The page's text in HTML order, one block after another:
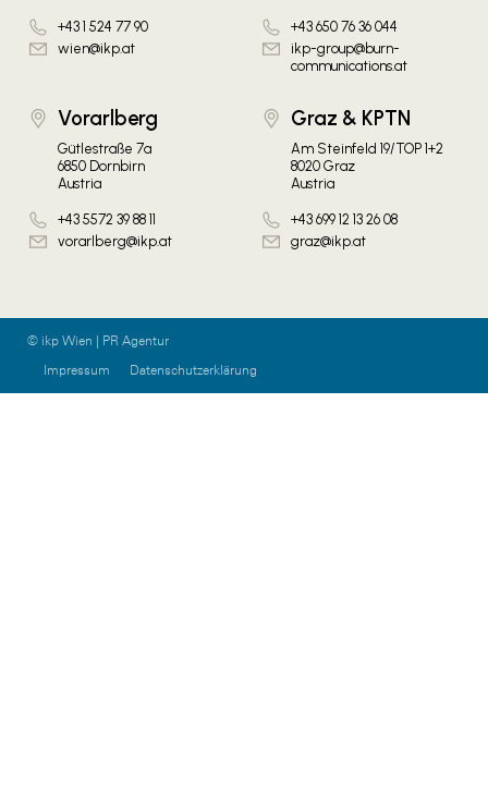
+43 1 524 77 90
wien@ikp.at
+43 650 76 36 044
ikp-group@burn-
communications.at
Vorarlberg
Gütlestraße 7a
6850 Dornbirn
Austria
+43 5572 39 88 11
vorarlberg@ikp.at
Graz & KPTN
Am Steinfeld 19/TOP 1+2
8020 Graz
Austria
+43 699 12 13 26 08
graz@ikp.at
© ikp Wien | PR Agentur
Impressum
Datenschutzerklärung